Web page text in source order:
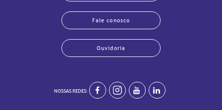
Fale conosco
Ouvidoria
NOSSAS REDES: